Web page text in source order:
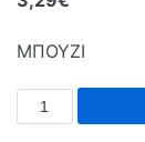
ΜΠΟΥΖΙ